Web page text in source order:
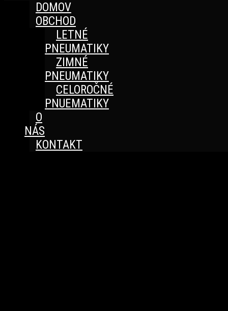
DOMOV
OBCHOD
LETNÉ
PNEUMATIKY
ZIMNÉ
PNEUMATIKY
CELOROČNÉ
PNUEMATIKY
O
NÁS
KONTAKT